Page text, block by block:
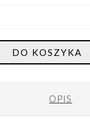
DO KOSZYKA
OPIS